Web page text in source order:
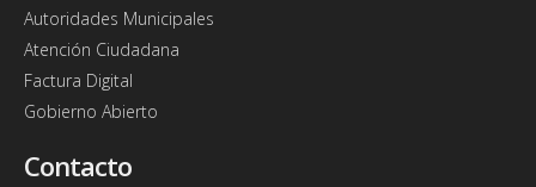
Autoridades Municipales
Atención Ciudadana
Factura Digital
Gobierno Abierto
Contacto